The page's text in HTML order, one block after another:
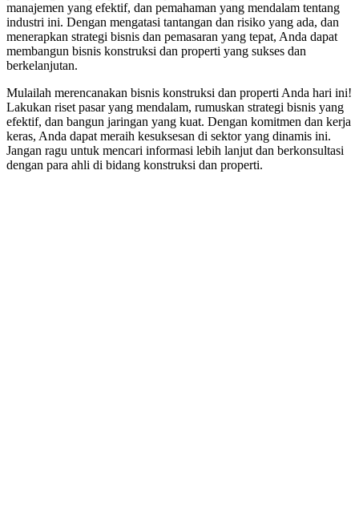
manajemen yang efektif, dan pemahaman yang mendalam tentang
industri ini. Dengan mengatasi tantangan dan risiko yang ada, dan
menerapkan strategi bisnis dan pemasaran yang tepat, Anda dapat
membangun bisnis konstruksi dan properti yang sukses dan
berkelanjutan.
Mulailah merencanakan bisnis konstruksi dan properti Anda hari ini!
Lakukan riset pasar yang mendalam, rumuskan strategi bisnis yang
efektif, dan bangun jaringan yang kuat. Dengan komitmen dan kerja
keras, Anda dapat meraih kesuksesan di sektor yang dinamis ini.
Jangan ragu untuk mencari informasi lebih lanjut dan berkonsultasi
dengan para ahli di bidang konstruksi dan properti.